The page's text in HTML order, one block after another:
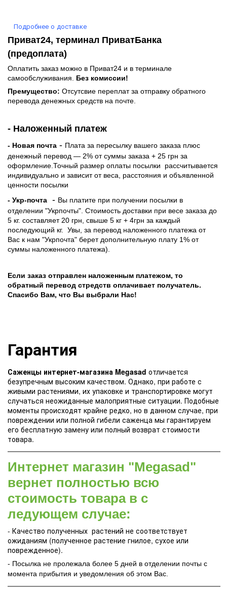
Подробнее о доставке
Приват24, терминал ПриватБанка
(предоплата)
Оплатить заказ можно в Приват24 и в терминале
самообслуживания. Без комиссии!
Премущество: Отсутсвие переплат за отправку обратного
перевода денежных средств на почте.
- Наложенный платеж
- Новая почта - Плата за пересылку вашего заказа плюс
денежный перевод — 2% от суммы заказа + 25 грн за
оформление.Точный размер оплаты посылки рассчитывается
индивидуально и зависит от веса, расстояния и объявленной
ценности посылки
- Укр-почта
- Вы платите при получении посылки в
отделении "Укрпочты". Стоимость доставки при весе заказа до
5 кг. составляет 20 грн, свыше 5 кг + 4грн за каждый
последующий кг. Увы, за перевод наложенного платежа от
Вас к нам "Укрпочта" берет дополнительную плату 1% от
суммы наложенного платежа).
Если заказ отправлен наложенным платежом, то
обратный перевод стредств оплачивает получатель.
Спасибо Вам, что Вы выбрали Нас!
Гарантия
Саженцы интернет-магазина Megasad отличается
безупречным высоким качеством. Однако, при работе с
живыми растениями, их упаковке и транспортировке могут
случаться неожиданные малоприятные ситуации. Подобные
моменты происходят крайне редко, но в данном случае, при
повреждении или полной гибели саженца мы гарантируем
его бесплатную замену или полный возврат стоимости
товара.
Интернет магазин "Megasad"
вернет полностью всю
стоимость товара в с
ледующем случае:
- Качество полученных растений не соответствует
ожиданиям (полученное растение гнилое, сухое или
поврежденное).
- Посылка не пролежала более 5 дней в отделении почты с
момента прибытия и уведомления об этом Вас.